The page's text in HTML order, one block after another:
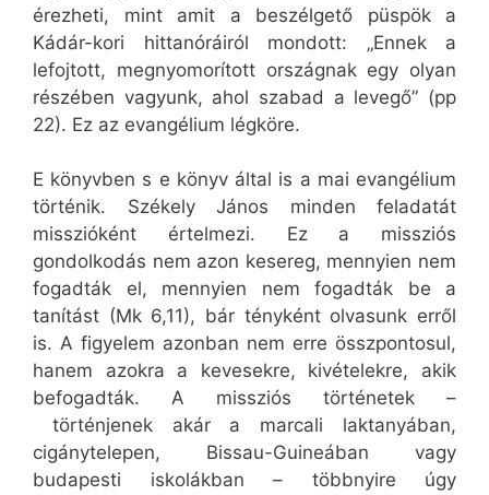
érezheti, mint amit a beszélgető püspök a
Kádár-kori hittanóráiról mondott: „Ennek a
lefojtott, megnyomorított országnak egy olyan
részében vagyunk, ahol szabad a levegő” (pp
22). Ez az evangélium légköre.
E könyvben s e könyv által is a mai evangélium
történik. Székely János minden feladatát
misszióként értelmezi. Ez a missziós
gondolkodás nem azon kesereg, mennyien nem
fogadták el, mennyien nem fogadták be a
tanítást (Mk 6,11), bár tényként olvasunk erről
is. A figyelem azonban nem erre összpontosul,
hanem azokra a kevesekre, kivételekre, akik
befogadták. A missziós történetek –
történjenek akár a marcali laktanyában,
cigánytelepen, Bissau-Guineában vagy
budapesti iskolákban – többnyire úgy